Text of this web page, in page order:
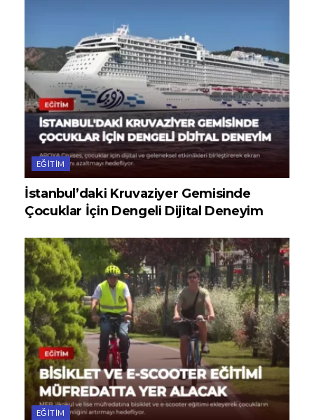
EĞITIM
İstanbul’daki Kruvaziyer Gemisinde
Çocuklar İçin Dengeli Dijital Deneyim
EĞITIM